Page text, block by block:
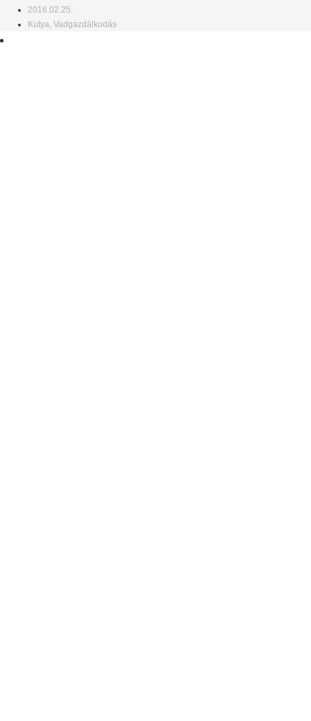
2016.02.25.
Kutya, Vadgazdálkodás